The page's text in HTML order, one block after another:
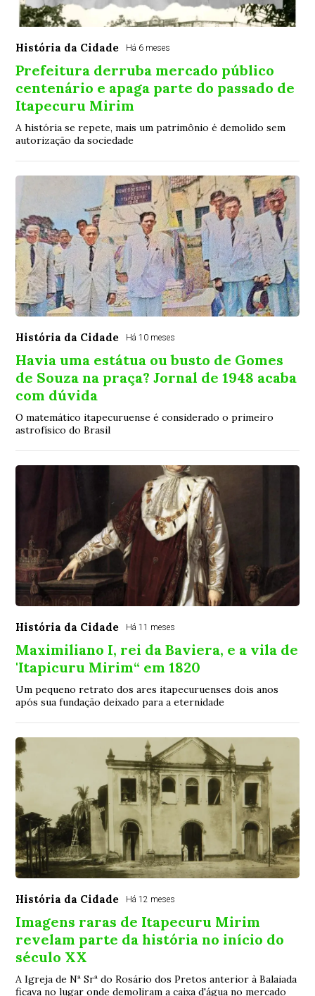
História da Cidade Há 6 meses
Prefeitura derruba mercado público
centenário e apaga parte do passado de
Itapecuru Mirim
A história se repete, mais um patrimônio é demolido sem
autorização da sociedade
História da Cidade Há 10 meses
Havia uma estátua ou busto de Gomes
de Souza na praça? Jornal de 1948 acaba
com dúvida
O matemático itapecuruense é considerado o primeiro
astrofísico do Brasil
História da Cidade Há 11 meses
Maximiliano I, rei da Baviera, e a vila de
'Itapicuru Mirim“ em 1820
Um pequeno retrato dos ares itapecuruenses dois anos
após sua fundação deixado para a eternidade
História da Cidade Há 12 meses
Imagens raras de Itapecuru Mirim
revelam parte da história no início do
século XX
A Igreja de Nª Srª do Rosário dos Pretos anterior à Balaiada
ficava no lugar onde demoliram a caixa d'água no mercado